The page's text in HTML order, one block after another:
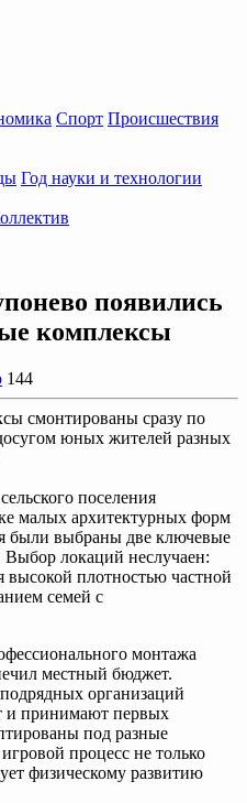
Спорт Происшествия
Год науки и технологии
появились
комплексы
144
смонтированы сразу по
юных жителей разных
поселения
малых архитектурных форм
были выбраны две ключевые
локаций неслучаен:
высокой плотностью частной
семей с
монтажа
местный бюджет.
организаций
и принимают первых
под разные
процесс не только
физическому развитию